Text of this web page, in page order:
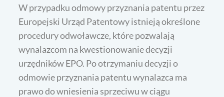
W przypadku odmowy przyznania patentu przez
Europejski Urząd Patentowy istnieją określone
procedury odwoławcze, które pozwalają
wynalazcom na kwestionowanie decyzji
urzędników EPO. Po otrzymaniu decyzji o
odmowie przyznania patentu wynalazca ma
prawo do wniesienia sprzeciwu w ciągu